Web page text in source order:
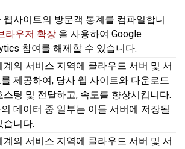
웹사이트의 방문객 통계를 컴파일합니
라우저 확장 을 사용하여 Google
참여를 해제할 수 있습니다.
계의 서비스 지역에 클라우드 서버 및 서
제공하여, 당사 웹 사이트와 다운로드
스팅 및 전달하고, 속도를 향상시킵니다.
데이터 중 일부는 이들 서버에 저장될
습니다.
계의 서비스 지역에 클라우드 서버 및 서